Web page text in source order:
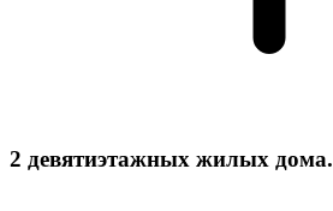
2 девятиэтажных жилых дома.